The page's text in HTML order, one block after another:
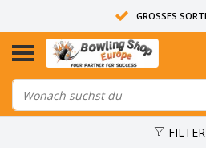
GROSSES
14 TAGE
ALLE BOWLINGKUGELN
FILTER